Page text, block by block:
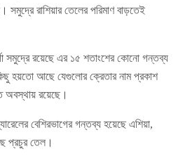
রাশিয়ার তেলের পরিমাণ বাড়তেই
সমুদ্রে রয়েছে এর ১৫ শতাংশের কোনো গন্তব্য
হয়তো আছে যেগুলোর ক্রেতার নাম প্রকাশ
অবস্থায় রয়েছে।
বেশিরভাগের গন্তব্য হয়েছে এশিয়া,
প্রচুর তেল।